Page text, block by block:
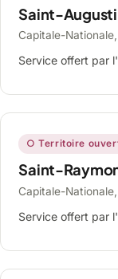
Saint-
Capitale-Nationale,
Service offert par
○ Territoire
Saint-
Capitale-Nationale,
Service offert par